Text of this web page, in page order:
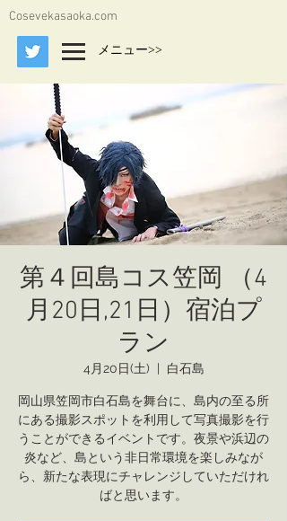
Cosevekasaoka.com
メニュー>>
第４回島コス笠岡 （4
月20日,21日）宿泊プ
ラン
4月20日(土) 白石島
岡山県笠岡市白石島を舞台に、島内の至る所
にある撮影スポットを利用して写真撮影を行
うことができるイベントです。夜景や浜辺の
炎など、島という非日常環境を楽しみなが
ら、新たな表現にチャレンジしていただけれ
ばと思います。